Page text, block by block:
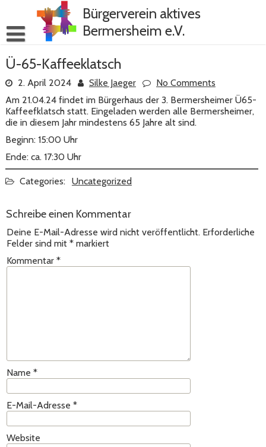
content
Bürgerverein aktives
Bermersheim e.V.
Ü-65-Kaffeeklatsch
2. April 2024 Silke Jaeger
No Comments
Am 21.04.24 findet im Bürgerhaus der 3. Bermersheimer Ü65-
Kaffeefklatsch statt. Eingeladen werden alle Bermersheimer,
die in diesem Jahr mindestens 65 Jahre alt sind.
Beginn: 15:00 Uhr
Ende: ca. 17:30 Uhr
Categories: Uncategorized
Schreibe einen Kommentar
Deine E-Mail-Adresse wird nicht veröffentlicht. Erforderliche
Felder sind mit *markiert
Kommentar *
Name *
E-Mail-Adresse *
Website